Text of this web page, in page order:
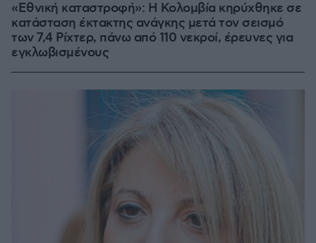
«Εθνική καταστροφή»: Η Κολομβία κηρύχθηκε σε
κατάσταση έκτακτης ανάγκης μετά τον σεισμό
των 7,4 Ρίχτερ, πάνω από 110 νεκροί, έρευνες για
εγκλωβισμένους